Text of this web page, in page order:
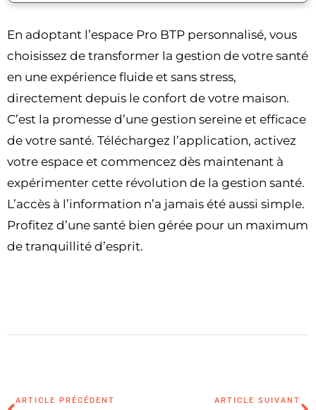
En adoptant l’espace Pro BTP personnalisé, vous
choisissez de transformer la gestion de votre santé
en une expérience fluide et sans stress,
directement depuis le confort de votre maison.
C’est la promesse d’une gestion sereine et efficace
de votre santé. Téléchargez l’application, activez
votre espace et commencez dès maintenant à
expérimenter cette révolution de la gestion santé.
L’accès à l’information n’a jamais été aussi simple.
Profitez d’une santé bien gérée pour un maximum
de tranquillité d’esprit.
ARTICLE PRÉCÉDENT ARTICLE SUIVANT